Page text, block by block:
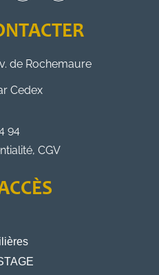
de Rochemaure
Cedex
94
CGV